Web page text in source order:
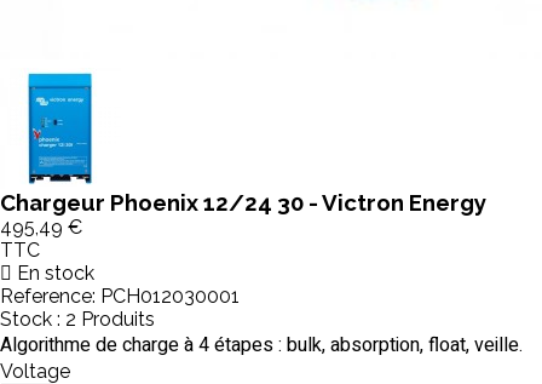
Chargeur Phoenix 12/24 30 - Victron Energy
495,49 €
TTC
En stock
Reference: PCH012030001
Stock : 2 Produits
Algorithme de charge à 4 étapes : bulk, absorption, float, veille.
Voltage